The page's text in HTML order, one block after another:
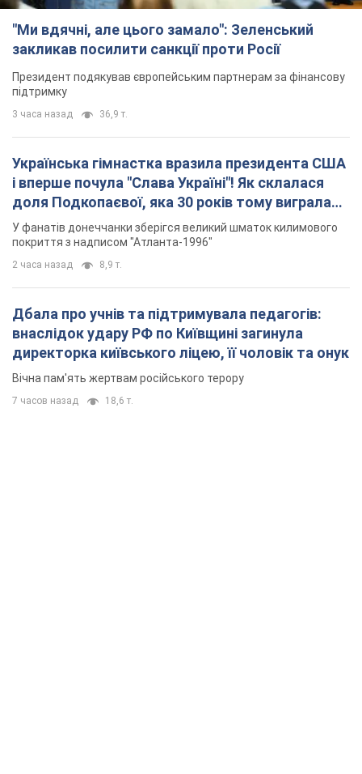
"Ми вдячні, але цього замало": Зеленський
закликав посилити санкції проти Росії
Президент подякував європейським партнерам за фінансову
підтримку
3 часа назад 36,9 т.
Українська гімнастка вразила президента США
і вперше почула "Слава Україні"! Як склалася
доля Подкопаєвої, яка 30 років тому виграла
"золото" Олімпіади
У фанатів донеччанки зберігся великий шматок килимового
покриття з надписом "Атланта-1996"
2 часа назад 8,9 т.
Дбала про учнів та підтримувала педагогів:
внаслідок удару РФ по Київщині загинула
директорка київського ліцею, її чоловік та онук
Вічна пам'ять жертвам російського терору
7 часов назад 18,6 т.